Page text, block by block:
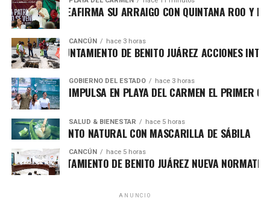
El director general del Instituto de la Cultura Física y
Deporte, Alejandro Luna López, agradeció la confianza de
las familias y resaltó que el voleibol es una disciplina que
une comunidades y deja enseñanzas que trascienden la
defender sus colores y disfrutar cada punto como parte
MARÍN REAFIRMA SU ARRAIGO CON QUINTANA ROO Y
CANCÚN hace 3 horas
AYUNTAMIENTO DE BENITO JUÁREZ ACCIONES
GOBIERNO DEL ESTADO hace 3 horas
LEZAMA IMPULSA EN PLAYA DEL CARMEN EL PRIMER
SALUD & BIENESTAR hace 5 horas
NATURAL CON MASCARILLA DE SÁBILA
CANCÚN hace 5 horas
AYUNTAMIENTO DE BENITO JUÁREZ NUEVA NORMATIVA
ANUNCIO